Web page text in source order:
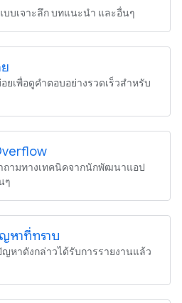
บเจาะลึก บทแนะนำ และอื่นๆ
ยเพื่อดูคำตอบอย่างรวดเร็วสำหรับ
ถามทางเทคนิคจากนักพัฒนาแอป
ๆ
หาที่ทราบ
หาดังกล่าวได้รับการรายงานแล้ว